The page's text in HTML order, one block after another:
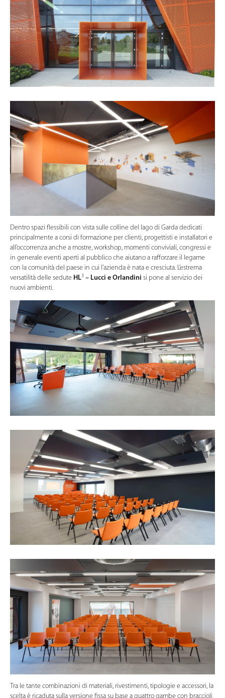
Dentro spazi flessibili con vista sulle colline del lago di Garda dedicati
principalmente a corsi di formazione per clienti, progettisti e installatori e
all’occorrenza anche a mostre, workshop, momenti conviviali, congressi e
in generale eventi aperti al pubblico che aiutano a rafforzare il legame
con la comunità del paese in cui l’azienda è nata e cresciuta. L’estrema
versatilità delle sedute HL3 – Lucci e Orlandini si pone al servizio dei
nuovi ambienti.
Tra le tante combinazioni di materiali, rivestimenti, tipologie e accessori, la
scelta è ricaduta sulla versione fissa su base a quattro gambe con braccioli